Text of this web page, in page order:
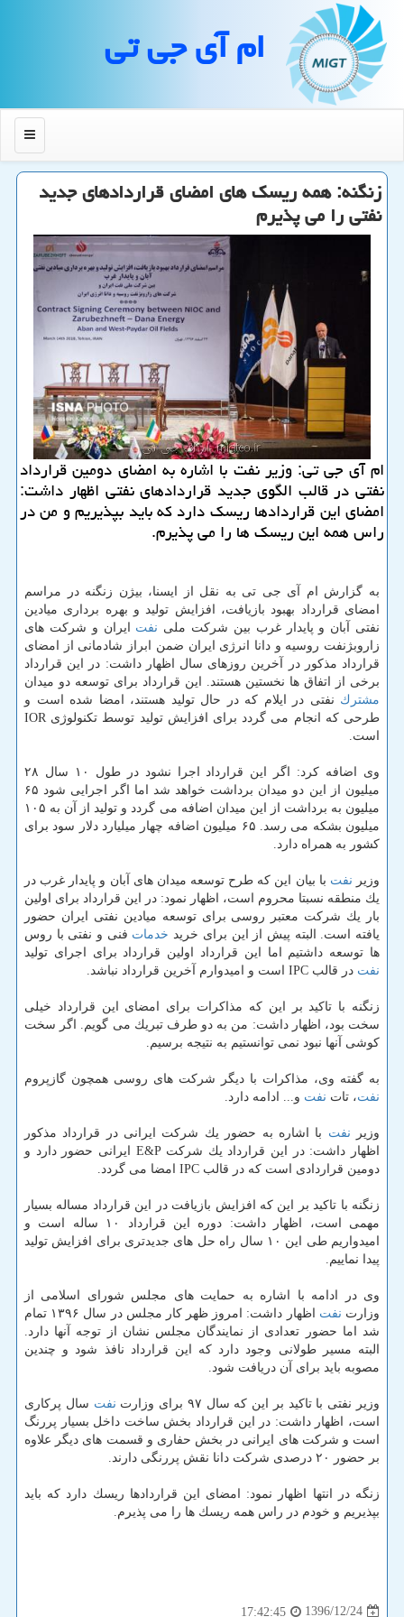
ام آی جی تی
منو
زنگنه: همه ریسك های امضای قراردادهای جدید
نفتی را می پذیرم
ام آی جی تی: وزیر نفت با اشاره به امضای دومین قرارداد
نفتی در قالب الگوی جدید قراردادهای نفتی اظهار داشت:
امضای این قراردادها ریسك دارد كه باید بپذیریم و من در
راس همه این ریسك ها را می پذیرم.
به گزارش ام آی جی تی به نقل از ایسنا، بیژن زنگنه در مراسم
امضای قرارداد بهبود بازیافت، افزایش تولید و بهره برداری میادین
نفتی آبان و پایدار غرب بین شركت ملی نفت ایران و شركت های
زاروبژنفت روسیه و دانا انرژی ایران ضمن ابراز شادمانی از امضای
قرارداد مذكور در آخرین روزهای سال اظهار داشت: در این قرارداد
برخی از اتفاق ها نخستین هستند. این قرارداد برای توسعه دو میدان
مشترك نفتی در ایلام كه در حال تولید هستند، امضا شده است و
طرحی كه انجام می گردد برای افزایش تولید توسط تكنولوژی IOR
است.
وی اضافه كرد: اگر این قرارداد اجرا نشود در طول ۱۰ سال ۲۸
میلیون از این دو میدان برداشت خواهد شد اما اگر اجرایی شود ۶۵
میلیون به برداشت از این میدان اضافه می گردد و تولید از آن به ۱۰۵
میلیون بشكه می رسد. ۶۵ میلیون اضافه چهار میلیارد دلار سود برای
كشور به همراه دارد.
وزیر نفت با بیان این كه طرح توسعه میدان های آبان و پایدار غرب در
یك منطقه نسبتا محروم است، اظهار نمود: در این قرارداد برای اولین
بار یك شركت معتبر روسی برای توسعه میادین نفتی ایران حضور
یافته است. البته پیش از این برای خرید خدمات فنی و نفتی با روس
ها توسعه داشتیم اما این قرارداد اولین قرارداد برای اجرای تولید
نفت در قالب IPC است و امیدوارم آخرین قرارداد نباشد.
زنگنه با تاكید بر این كه مذاكرات برای امضای این قرارداد خیلی
سخت بود، اظهار داشت: من به دو طرف تبریك می گویم. اگر سخت
كوشی آنها نبود نمی توانستیم به نتیجه برسیم.
به گفته وی، مذاكرات با دیگر شركت های روسی همچون گازپروم
نفت، تات نفت و... ادامه دارد.
وزیر نفت با اشاره به حضور یك شركت ایرانی در قرارداد مذكور
اظهار داشت: در این قرارداد یك شركت E&P ایرانی حضور دارد و
دومین قراردادی است كه در قالب IPC امضا می گردد.
زنگنه با تاكید بر این كه افزایش بازیافت در این قرارداد مساله بسیار
مهمی است، اظهار داشت: دوره این قرارداد ۱۰ ساله است و
امیدواریم طی این ۱۰ سال راه حل های جدیدتری برای افزایش تولید
پیدا نماییم.
وی در ادامه با اشاره به حمایت های مجلس شورای اسلامی از
وزارت نفت
اظهار داشت: امروز ظهر كار مجلس در سال ۱۳۹۶ تمام
شد اما حضور تعدادی از نمایندگان مجلس نشان از توجه آنها دارد.
البته مسیر طولانی وجود دارد كه این قرارداد نافذ شود و چندین
مصوبه باید برای آن دریافت شود.
وزیر نفتی با تاكید بر این كه سال ۹۷ برای وزارت نفت سال پركاری
است، اظهار داشت: در این قرارداد بخش ساخت داخل بسیار پررنگ
است و شركت های ایرانی در بخش حفاری و قسمت های دیگر علاوه
بر حضور ۲۰ درصدی شركت دانا نقش پررنگی دارند.
زنگه در انتها اظهار نمود: امضای این قراردادها ریسك دارد كه باید
بپذیریم و خودم در راس همه ریسك ها را می پذیرم.
1396/12/24
17:42:45